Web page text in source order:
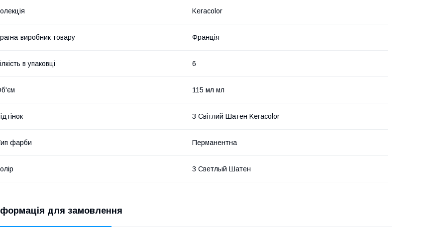
Keracolor
виробник товару Франція
в упаковці 6
115 мл мл
3 Світлий Шатен Keracolor
фарби Перманентна
3 Светлый Шатен
для замовлення